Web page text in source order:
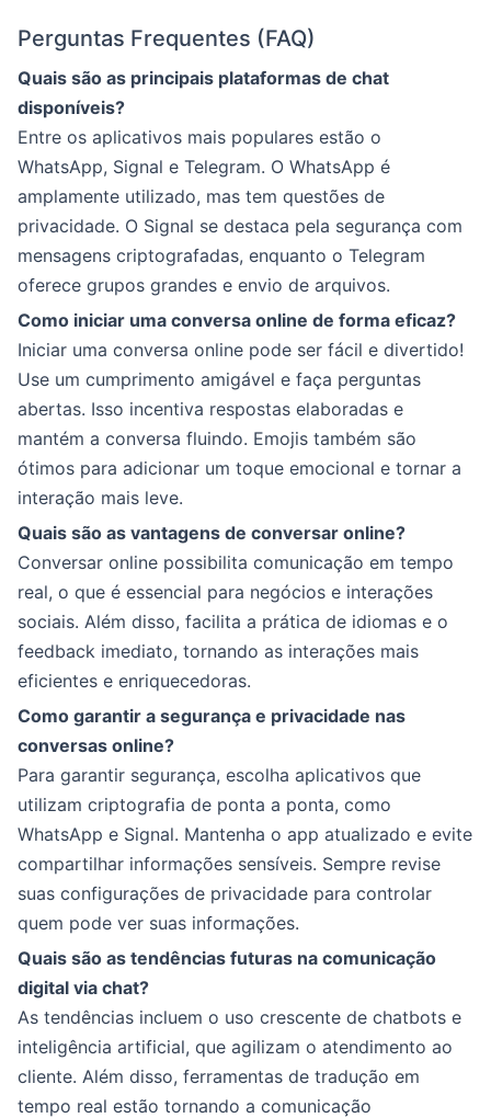
Perguntas Frequentes (FAQ)
Quais são as principais plataformas de chat
disponíveis?
Entre os aplicativos mais populares estão o
WhatsApp, Signal e Telegram. O WhatsApp é
amplamente utilizado, mas tem questões de
privacidade. O Signal se destaca pela segurança com
mensagens criptografadas, enquanto o Telegram
oferece grupos grandes e envio de arquivos.
Como iniciar uma conversa online de forma eficaz?
Iniciar uma conversa online pode ser fácil e divertido!
Use um cumprimento amigável e faça perguntas
abertas. Isso incentiva respostas elaboradas e
mantém a conversa fluindo. Emojis também são
ótimos para adicionar um toque emocional e tornar a
interação mais leve.
Quais são as vantagens de conversar online?
Conversar online possibilita comunicação em tempo
real, o que é essencial para negócios e interações
sociais. Além disso, facilita a prática de idiomas e o
feedback imediato, tornando as interações mais
eficientes e enriquecedoras.
Como garantir a segurança e privacidade nas
conversas online?
Para garantir segurança, escolha aplicativos que
utilizam criptografia de ponta a ponta, como
WhatsApp e Signal. Mantenha o app atualizado e evite
compartilhar informações sensíveis. Sempre revise
suas configurações de privacidade para controlar
quem pode ver suas informações.
Quais são as tendências futuras na comunicação
digital via chat?
As tendências incluem o uso crescente de chatbots e
inteligência artificial, que agilizam o atendimento ao
cliente. Além disso, ferramentas de tradução em
tempo real estão tornando a comunicação